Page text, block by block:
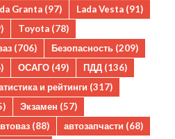
Granta (97) Lada Vesta (91)
Toyota (78)
(706) Безопасность (209)
ОСАГО (49) ПДД (136)
и рейтинги (317)
Экзамен (57)
(88) автозапчасти (68)